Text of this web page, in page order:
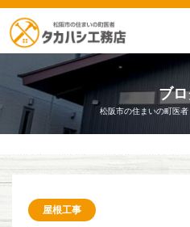
ブ
松阪市の住まいの町医
屋根工事